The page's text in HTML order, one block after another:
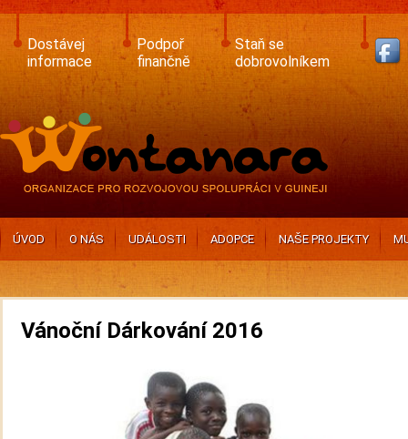
Skip
main
content
Dostávej
informace
Podpoř
finančně
Staň se
dobrovolníkem
ÚVOD O NÁS UDÁLOSTI ADOPCE NAŠE PROJEKTY
Vánoční Dárkování 2016